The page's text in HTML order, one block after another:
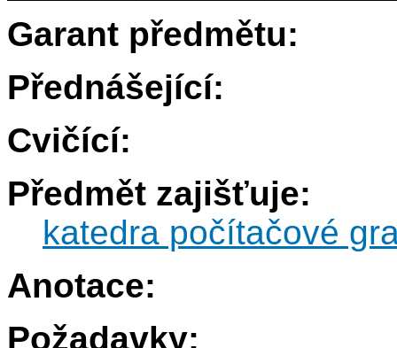
Garant předmětu:
Přednášející:
Cvičící:
Předmět zajišťuje:
katedra počítačové
Anotace:
Požadavky: